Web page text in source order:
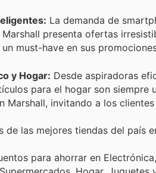
La demanda de
presenta ofertas
must-have en sus
y Hogar: Desde aspiradoras
para el hogar son siempre
Marshall, invitando a los
las mejores tiendas del país
para ahorrar en